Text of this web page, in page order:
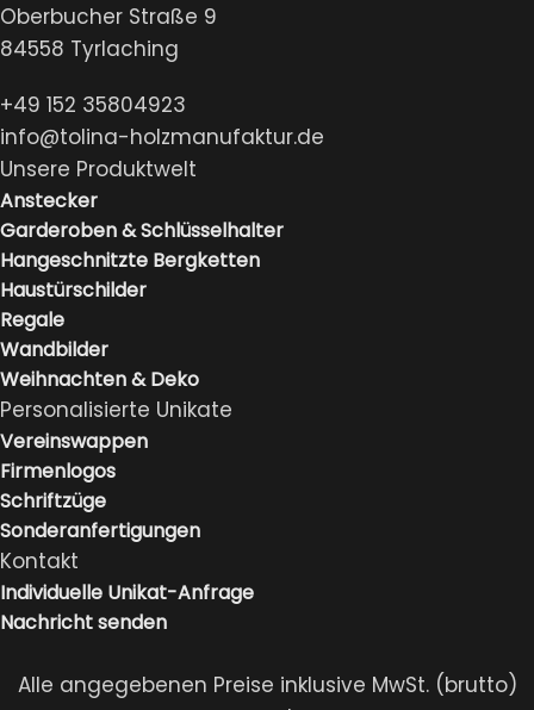
Oberbucher Straße 9
84558 Tyrlaching
+49 152 35804923
info@tolina-holzmanufaktur.de
Unsere Produktwelt
Anstecker
Garderoben & Schlüsselhalter
Hangeschnitzte Bergketten
Haustürschilder
Regale
Wandbilder
Weihnachten & Deko
Personalisierte Unikate
Vereinswappen
Firmenlogos
Schriftzüge
Sonderanfertigungen
Kontakt
Individuelle Unikat-Anfrage
Nachricht senden
Alle angegebenen Preise inklusive MwSt. (brutto)